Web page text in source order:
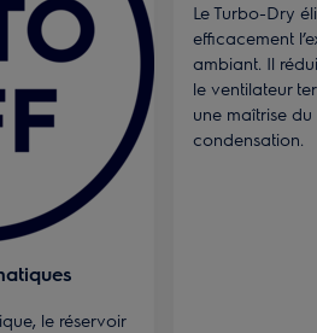
le réservoir
Le Turbo-Dry
efficacement
ambiant. Il
le ventilateur
une maîtrise
condensation.